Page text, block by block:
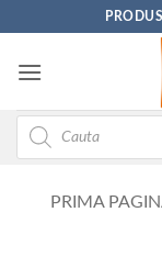
content
Products
search
PRIMA